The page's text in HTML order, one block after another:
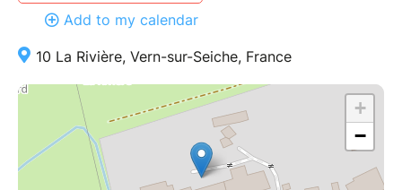
Add to my calendar
10 La Rivière, Vern-sur-Seiche, France
+
−